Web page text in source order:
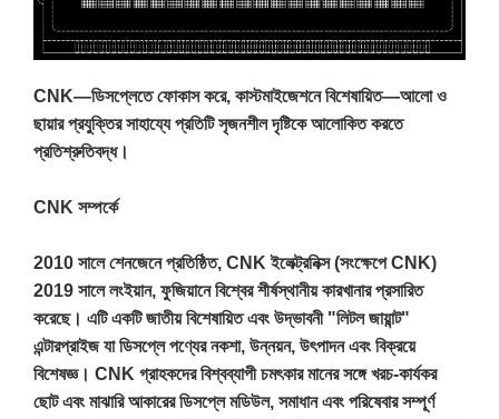
CNK—ডিসপ্লেতে ফোকাস করে, কাস্টমাইজেশনে বিশেষায়িত—আলো ও
ছায়ার প্রযুক্তির সাহায্যে প্রতিটি সৃজনশীল দৃষ্টিকে আলোকিত করতে
প্রতিশ্রুতিবদ্ধ।
CNK সম্পর্কে
2010 সালে শেনজেনে প্রতিষ্ঠিত, CNK ইলেক্ট্রনিক্স (সংক্ষেপে CNK)
2019 সালে লংইয়ান, ফুজিয়ানে বিশ্বের শীর্ষস্থানীয় কারখানার প্রসারিত
করেছে। এটি একটি জাতীয় বিশেষায়িত এবং উদ্ভাবনী "লিটল জায়ান্ট"
এন্টারপ্রাইজ যা ডিসপ্লে পণ্যের নকশা, উন্নয়ন, উৎপাদন এবং বিক্রয়ে
বিশেষজ্ঞ। CNK গ্রাহকদের বিশ্বব্যাপী চমৎকার মানের সঙ্গে খরচ-কার্যকর
ছোট এবং মাঝারি আকারের ডিসপ্লে মডিউল, সমাধান এবং পরিষেবার সম্পূর্ণ